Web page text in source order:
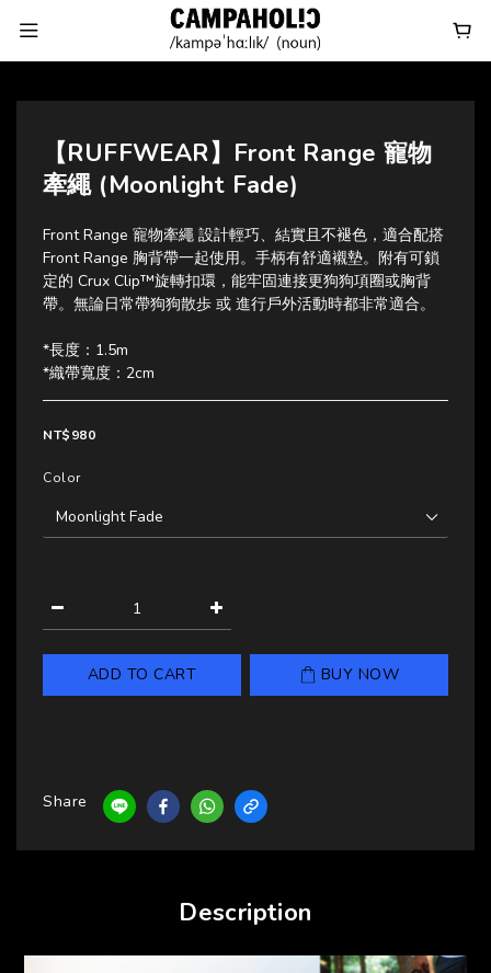
【RUFFWEAR】Front Range 寵物
牽繩 (Moonlight Fade)
Front Range 寵物牽繩 設計輕巧、結實且不褪色，適合配搭
Front Range 胸背帶一起使用。手柄有舒適襯墊。附有可鎖
定的 Crux Clip™旋轉扣環，能牢固連接更狗狗項圈或胸背
帶。無論日常帶狗狗散歩 或 進行戶外活動時都非常適合。
*長度：1.5m
*織帶寬度：2cm
NT$980
Color
ADD TO CART BUY NOW
Share
Description